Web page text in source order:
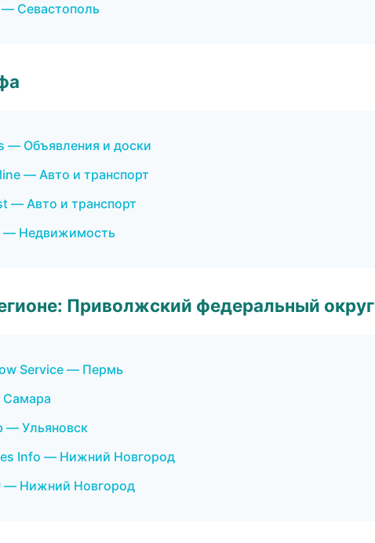
— Севастополь
— Объявления и доски
— Авто и транспорт
— Авто и транспорт
— Недвижимость
Приволжский федеральный округ
Service — Пермь
Самара
— Ульяновск
Info — Нижний Новгород
— Нижний Новгород